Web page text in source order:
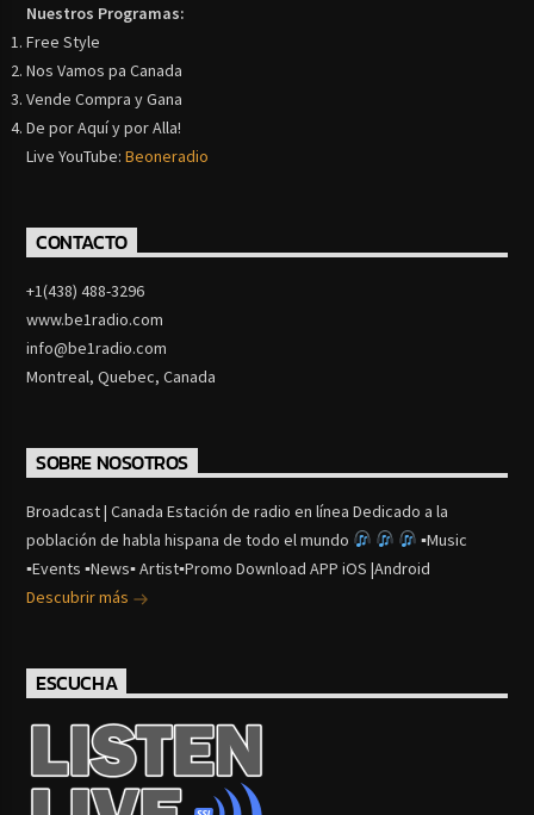
Nuestros Programas:
Free Style
Nos Vamos pa Canada
Vende Compra y Gana
De por Aquí y por Alla!
Live YouTube:Beoneradio
CONTACTO
+1(438) 488-3296
www.be1radio.com
info@be1radio.com
Montreal, Quebec, Canada
SOBRE NOSOTROS
Broadcast | Canada Estación de radio en línea Dedicado a la
población de habla hispana de todo el mundo
▪Music
▪Events ▪News▪ Artist▪Promo Download APP iOS |Android
Descubrir más
ESCUCHA